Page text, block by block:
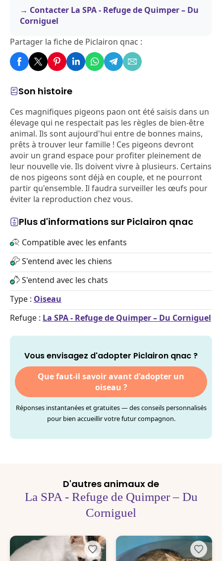
Son histoire
Ces magnifiques pigeons paon ont été saisis dans un
élevage qui ne respectait pas les règles de bien-être
animal. Ils sont aujourd'hui entre de bonnes mains,
prêts à trouver leur famille ! Ces pigeons devront
avoir un grand espace pour profiter pleinement de
leur nouvelle vie. Ils doivent vivre à plusieurs. Certains
de nos pigeons sont déjà en couple, et ne pourront
partir qu'ensemble. Il faudra surveiller les œufs pour
éviter la reproduction chez vous.
Plus d'informations sur Piclairon qnac
Compatible avec les enfants
S'entend avec les chiens
S'entend avec les chats
Type : Oiseau
Refuge : La SPA - Refuge de Quimper – Du Corniguel
Vous envisagez d'adopter Piclairon qnac ?
Que faut-il savoir avant d'adopter un
oiseau ?
Réponses instantanées et gratuites — des conseils personnalisés
pour bien accueillir votre futur compagnon.
Contacter La SPA - Refuge de Quimper – Du
Corniguel
Partager la fiche de Piclairon qnac :
D'autres animaux de
La SPA - Refuge de Quimper – Du
Corniguel